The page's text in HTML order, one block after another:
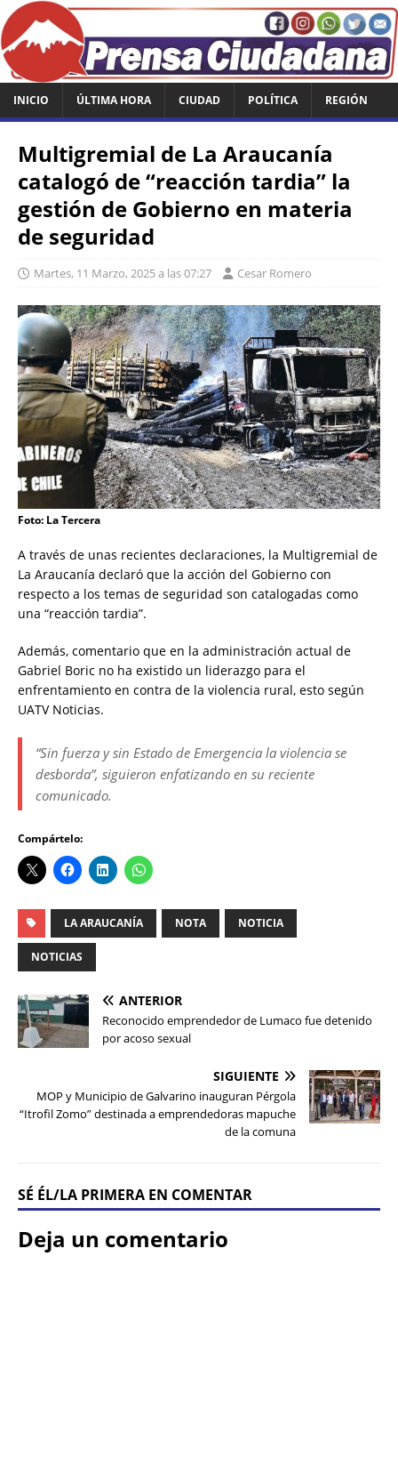
INICIO ÚLTIMA HORA CIUDAD POLÍTICA REGIÓN
Multigremial de La Araucanía
catalogó de “reacción tardia” la
gestión de Gobierno en materia
de seguridad
Martes, 11 Marzo, 2025 a las 07:27 Cesar Romero
Foto: La Tercera
A través de unas recientes declaraciones, la Multigremial de
La Araucanía declaró que la acción del Gobierno con
respecto a los temas de seguridad son catalogadas como
una “reacción tardia”.
Además, comentario que en la administración actual de
Gabriel Boric no ha existido un liderazgo para el
enfrentamiento en contra de la violencia rural, esto según
UATV Noticias.
“Sin fuerza y sin Estado de Emergencia la violencia se
desborda”, siguieron enfatizando en su reciente
comunicado.
Compártelo:
LA ARAUCANÍA NOTA NOTICIA
NOTICIAS
ANTERIOR
Reconocido emprendedor de Lumaco fue detenido
por acoso sexual
SIGUIENTE
MOP y Municipio de Galvarino inauguran Pérgola
“Itrofil Zomo” destinada a emprendedoras mapuche
de la comuna
SÉ ÉL/LA PRIMERA EN COMENTAR
Deja un comentario